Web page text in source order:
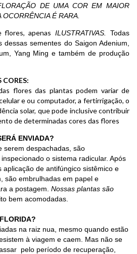
DE UMA COR EM MAIOR
É RARA.
flores, apenas ILUSTRATIVAS
Todas
sementes do Saigon Adenium,
Yang Ming e também de produção
CORES:
flores das plantas podem variar de
e ou computador, a fertirrigação, o
solar, que pode inclusive contribuir
de determinadas cores das flores
ENVIADA?
serem despachadas, são
o sistema radicular. Após
aplicação de antifúngico sistêmico e
são embrulhadas em papel e
a postagem. Nossas plantas são
bem acomodadas.
na raiz nua, mesmo quando estão
à viagem e caem. Mas não se
pelo período de recuperação,